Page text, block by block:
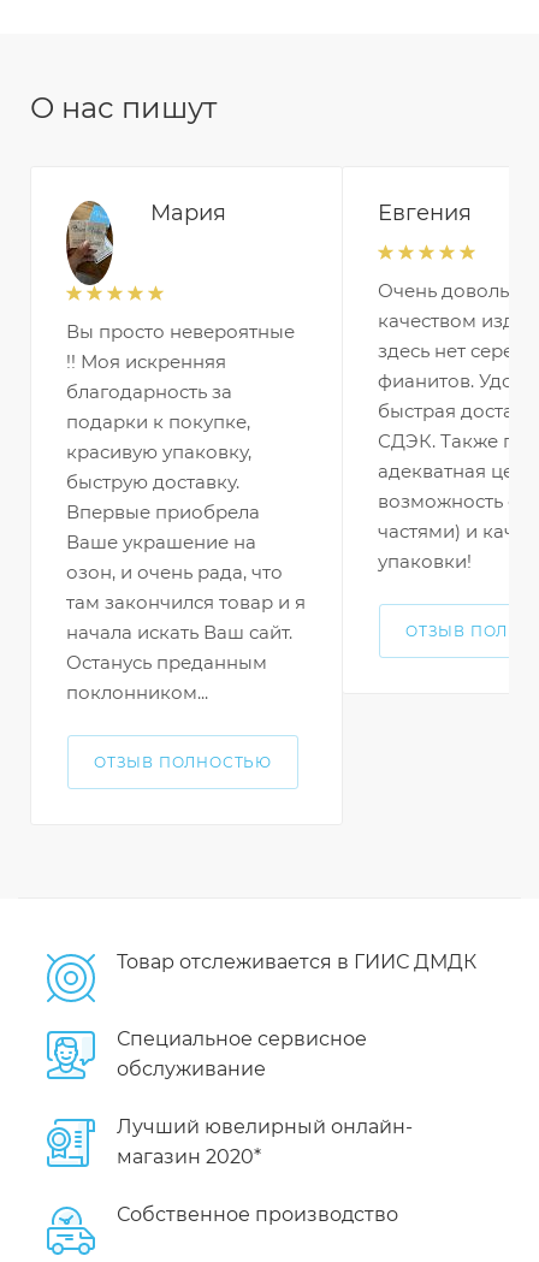
О нас пишут
Мария
Вы просто невероятные
!! Моя искренняя
благодарность за
подарки к покупке,
красивую упаковку,
быструю доставку.
Впервые приобрела
Ваше украшение на
озон, и очень рада, что
там закончился товар и я
начала искать Ваш сайт.
Останусь преданным
поклонником...
ОТЗЫВ ПОЛНОСТЬЮ
Евгения
Очень довольна
качеством
здесь нет
фианитов.
быстрая
СДЭК. Также
адекватная цена
возможность
частями) и
упаковки!
ОТЗЫВ
Товар отслеживается в ГИИС ДМДК
Специальное сервисное
обслуживание
Лучший ювелирный онлайн-
магазин 2020*
Собственное производство